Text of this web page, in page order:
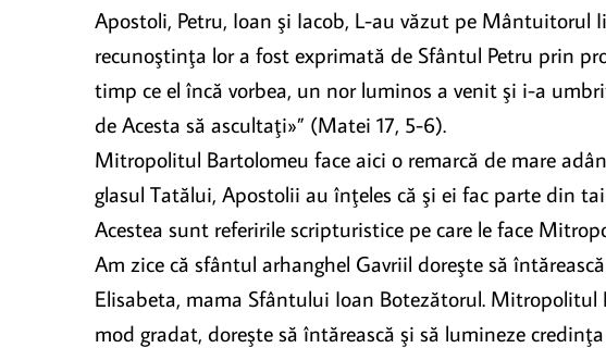
Apostoli, Petru, Ioan şi Iacob, L-au văzut pe Mântuitorul
recunoştinţa lor a fost exprimată de Sfântul Petru prin
timp ce el încă vorbea, un nor luminos a venit şi i-a
de Acesta să ascultaţi»” (Matei 17, 5-6).
Mitropolitul Bartolomeu face aici o remarcă de mare
glasul Tatălui, Apostolii au înţeles că şi ei fac parte din
Acestea sunt referirile scripturistice pe care le face
Am zice că sfântul arhanghel Gavriil doreşte să
Elisabeta, mama Sfântului Ioan Botezătorul.
mod gradat, doreşte să întărească şi să lumineze